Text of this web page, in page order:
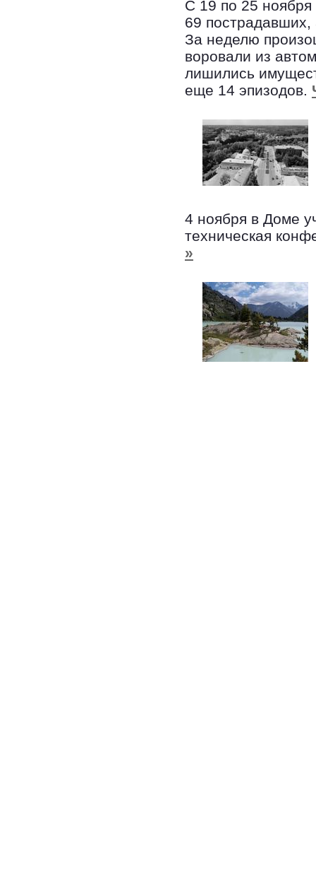
С 19 по 25
69
За неделю
воровали из
лишились
еще 14 эпизодов.
4 ноября в Доме
техническая
»